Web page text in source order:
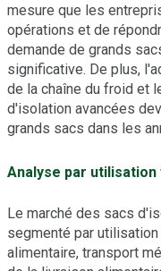
mesure que les
opérations et de
demande de grands
significative. De plus,
de la chaîne du froid et
d'isolation avancées
grands sacs dans les
Analyse par utilisation
Le marché des sacs
segmenté par
alimentaire, transport